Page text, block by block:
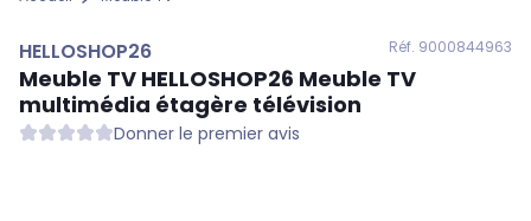
HELLOSHOP26 Réf. 9000844963
Meuble TV HELLOSHOP26 Meuble TV
multimédia étagère télévision
Donner le premier avis